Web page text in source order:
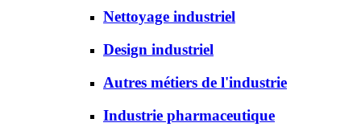
Nettoyage industriel
Design industriel
Autres métiers de l'industrie
Industrie pharmaceutique